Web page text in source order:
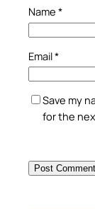
Name *
Email*
Save my
for the